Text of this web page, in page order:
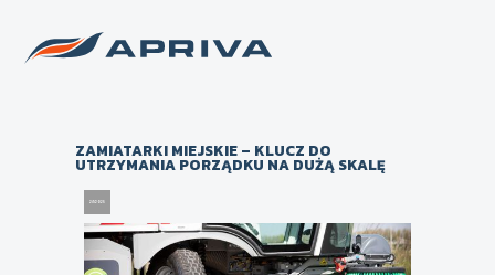
Back to list of news
ZAMIATARKI MIEJSKIE – KLUCZ DO
UTRZYMANIA PORZĄDKU NA DUŻĄ SKALĘ
2/1/2025